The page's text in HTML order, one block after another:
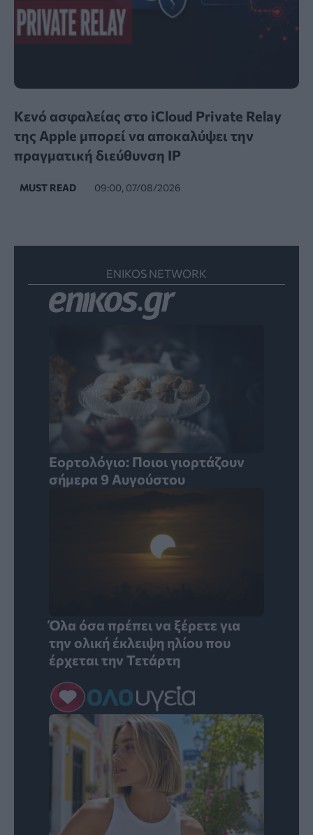
Κενό ασφαλείας στο iCloud Private Relay
της Apple μπορεί να αποκαλύψει την
πραγματική διεύθυνση IP
MUST READ 09:00, 07/08/2026
ENIKOS NETWORK
Εορτολόγιο: Ποιοι γιορτάζουν
σήμερα 9 Αυγούστου
Όλα όσα πρέπει να ξέρετε για
την ολική έκλειψη ηλίου που
έρχεται την Τετάρτη